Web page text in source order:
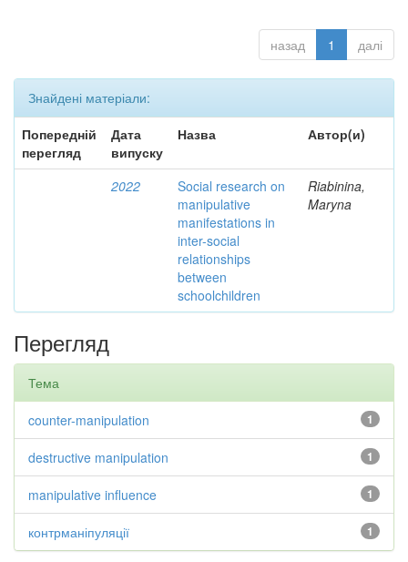
назад 1 далі
Знайдені матеріали:
Попередній
перегляд
Дата
випуску
Назва Автор(и)
2022
Social research on
manipulative
manifestations in
inter-social
relationships
between
schoolchildren
Riabinina,
Maryna
Перегляд
Тема
1
counter-manipulation
1
destructive manipulation
1
manipulative influence
1
контрманіпуляції